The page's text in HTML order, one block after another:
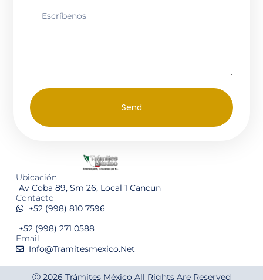
Send
Ubicación
Av Coba 89, Sm 26, Local 1 Cancun
Contacto
+52 (998) 810 7596
+52 (998) 271 0588
Email
Info@tramitesmexico.net
Ⓒ 2026 Trámites México All Rights Are Reserved